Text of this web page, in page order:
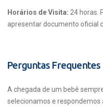
Horários de Visita: 24 horas.
apresentar documento oficial
Perguntas Frequentes
A chegada de um bebê
selecionamos e